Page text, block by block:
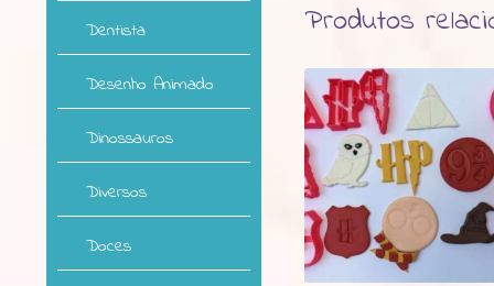
Produtos
Dentista
Desenho Animado
Dinossauros
Diversos
Doces